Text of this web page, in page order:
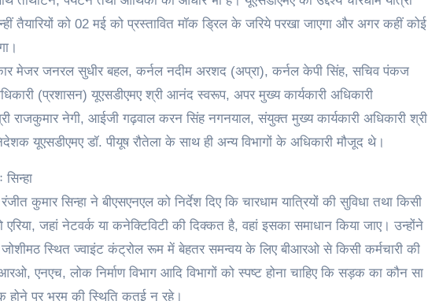
तैयारियों को 02 मई को प्रस्तावित मॉक ड्रिल के जरिये परखा जाएगा और अगर कहीं कोई
मेजर जनरल सुधीर बहल, कर्नल नदीम अरशद (अप्रा), कर्नल केपी सिंह, सचिव पंकज
(प्रशासन) यूएसडीएमए श्री आनंद स्वरूप, अपर मुख्य कार्यकारी अधिकारी
राजकुमार नेगी, आईजी गढ़वाल करन सिंह नगनयाल, संयुक्त मुख्य कार्यकारी अधिकारी श्री
यूएसडीएमए डॉ. पीयूष रौतेला के साथ ही अन्य विभागों के अधिकारी मौजूद थे।
कुमार सिन्हा ने बीएसएनएल को निर्देश दिए कि चारधाम यात्रियों की सुविधा तथा किसी
जहां नेटवर्क या कनेक्टिविटी की दिक्कत है, वहां इसका समाधान किया जाए। उन्होंने
स्थित ज्वाइंट कंट्रोल रूम में बेहतर समन्वय के लिए बीआरओ से किसी कर्मचारी की
एनएच, लोक निर्माण विभाग आदि विभागों को स्पष्ट होना चाहिए कि सड़क का कौन सा
होने पर भ्रम की स्थिति कतई न रहे।